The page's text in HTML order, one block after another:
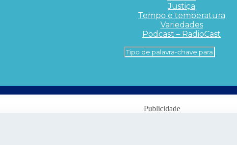
Justiça
Tempo e temperatura
Variedades
Podcast – RadioCast
Publicidade